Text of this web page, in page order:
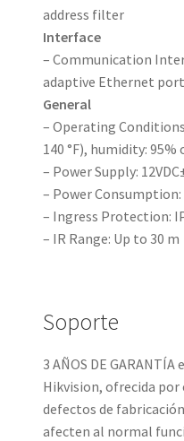
address filter
Interface
– Communication
adaptive Ethernet port
General
– Operating
140 °F), humidity:
– Power Supply:
– Power Consumption:
– Ingress Protection:
– IR Range: Up to 30 m
Soporte
3 AÑOS DE
Hikvision, ofrecida
defectos de
afecten al normal